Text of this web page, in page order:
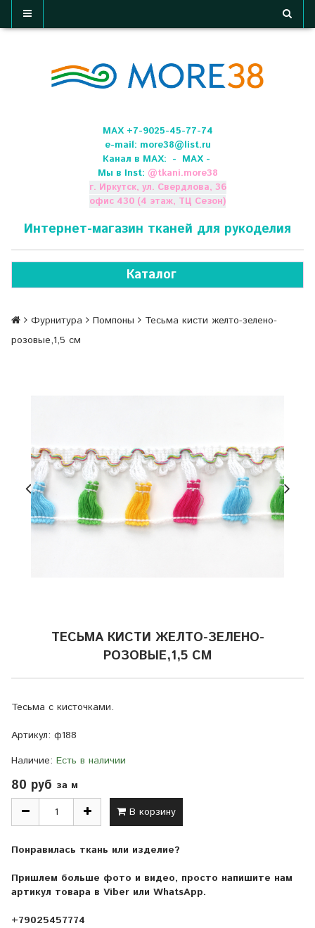
МАХ +7-9025-45-77-74
e-mail: more38@list.ru
Канал в МАХ: - МАХ -
Мы в Inst: @tkani.more38
г. Иркутск, ул. Свердлова, 36
офис 430 (4 этаж, ТЦ Сезон)
Интернет-магазин тканей для рукоделия
Каталог
Фурнитура Помпоны
Тесьма кисти желто-зелено-
розовые,1,5 см
ТЕСЬМА КИСТИ ЖЕЛТО-ЗЕЛЕНО-
РОЗОВЫЕ,1,5 СМ
Тесьма с кисточками.
Артикул: ф188
Наличие: Есть в наличии
80 руб за м
В корзину
Понравилась ткань или изделие?
Пришлем больше фото и видео, просто напишите нам
артикул товара в Viber или WhatsApp.
+79025457774